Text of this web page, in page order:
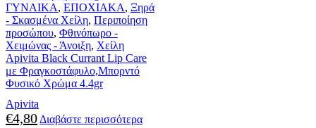
ΓΥΝΑΙΚΑ, ΕΠΟΧΙΑΚΑ, Ξηρά
- Σκασμένα Χείλη, Περιποίηση
προσώπου, Φθινόπωρο -
Χειμώνας - Άνοιξη, Χείλη
Apivita Black Currant Lip Care
με Φραγκοστάφυλο,Μπορντό
Φυσικό Χρώμα 4.4gr
Apivita
€4,80 Διαβάστε περισσότερα